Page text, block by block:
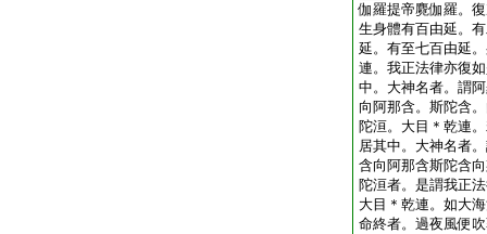
伽羅提帝麑伽羅。
生身體有百由延。
延。有至七百由延
連。我正法律亦復
中。大神名者。謂
向阿那含。斯陀含
陀洹。大目＊乾連
居其中。大神名者
含向阿那含斯陀含
陀洹者。是謂我正
大目＊乾連。如大
命終者。過夜風便